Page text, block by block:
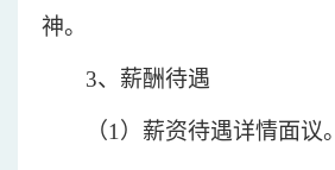
神。
3、薪酬待遇
（1）薪资待遇详情面议。